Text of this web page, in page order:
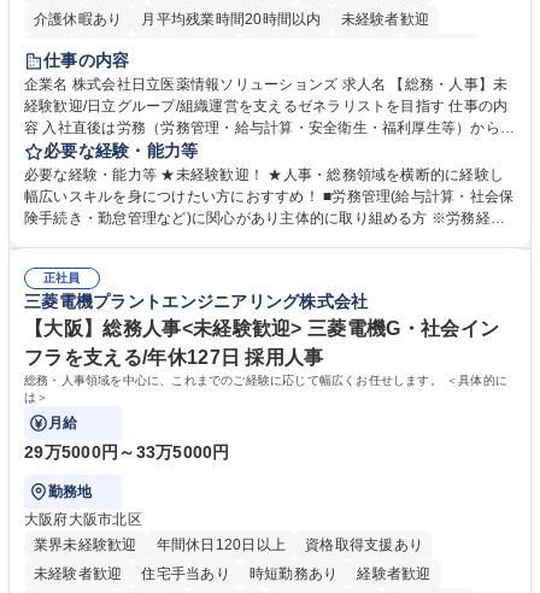
介護休暇あり
月平均残業時間20時間以内
未経験者歓迎
住宅手当あり
育休あり
完全週休2日制 交通費支給 土日祝休み 寮・社宅あり
仕事の内容
企業名 株式会社日立医薬情報ソリューションズ 求人名 【総務・人事】未
経験歓迎/日立グループ/組織運営を支えるゼネラリストを目指す 仕事の内
容 入社直後は労務（労務管理・給与計算・安全衛生・福利厚生等）からお
任せいたします。将来は総務・採用・教育業務へ守備範囲を広げ、組織運
営を支えるゼネラリストをめざせます。 ・初期業務：労働時間管理、給与
計算、社会保険対応、福利厚生管理、安全衛生、健康経営推進等をお任せ
します。ご経験に応じて、休職者管理など、幅広く経験を積んでいただき
幅広く経験を積みたい意欲がある方に最適な環境です。 募集職種 【総
務・人事】未経験歓迎/日立グループ/組織運営を支えるゼネラリストを目
指す
必要な経験・能力等
必要な経験・能力等 ★未経験歓迎！ ★人事・総務領域を横断的に経験し
幅広いスキルを身につけたい方におすすめ！ ■労務管理(給与計算・社会保
険手続き・勤怠管理など)に関心があり主体的に取り組める方 ※労務経験
のご経験 ■労務管理（給与計算・社会保険手続き・勤怠管理など）の経験
■衛生管理者の資格をお持ちの方 学歴・資格 学歴：大学院 大学 高専 短大
専修学校 高校 語学力： 資格：
正社員
三菱電機プラントエンジニアリング株式会社
【大阪】総務人事<未経験歓迎> 三菱電機G・社会イン
フラを支える/年休127日 採用人事
総務・人事領域を中心に、これまでのご経験に応じて幅広くお任せします。 ＜具体的に
は＞
月給
29万5000円～33万5000円
勤務地
大阪府大阪市北区
業界未経験歓迎
年間休日120日以上
資格取得支援あり
未経験者歓迎
住宅手当あり 時短勤務あり
経験者歓迎